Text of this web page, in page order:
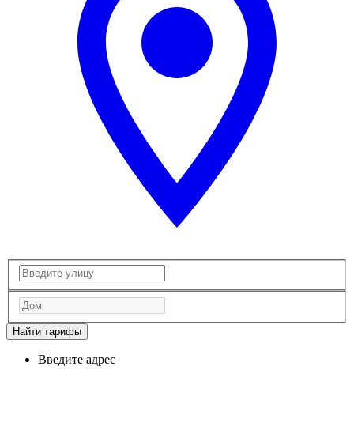
Найти тарифы
Введите адрес